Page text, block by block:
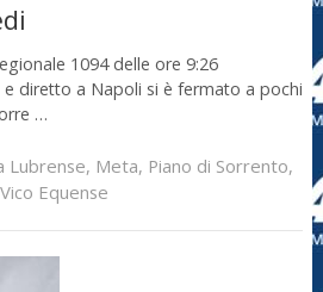
1094 delle ore 9:26
diretto a Napoli si è fermato a pochi
…
Lubrense, Meta, Piano di Sorrento,
Vico Equense